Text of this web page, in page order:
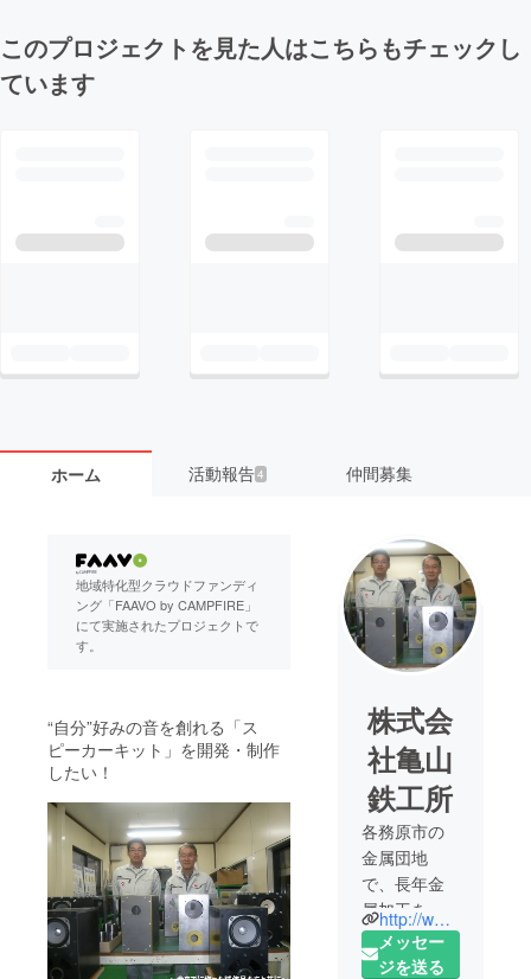
このプロジェクトを見た人はこちらもチェックし
ています
ホーム 活動報告4 仲間募集
地域特化型クラウドファンディ
ング「FAAVO by CAMPFIRE」
にて実施されたプロジェクトで
す。
“自分”好みの音を創れる「ス
ピーカーキット」を開発・制作
したい！
株式会
社亀山
鉄工所
各務原市の
金属団地
で、長年金
属加工を
行っていま
す。
http://www.kiw-jp.com/
メッセー
ジを送る